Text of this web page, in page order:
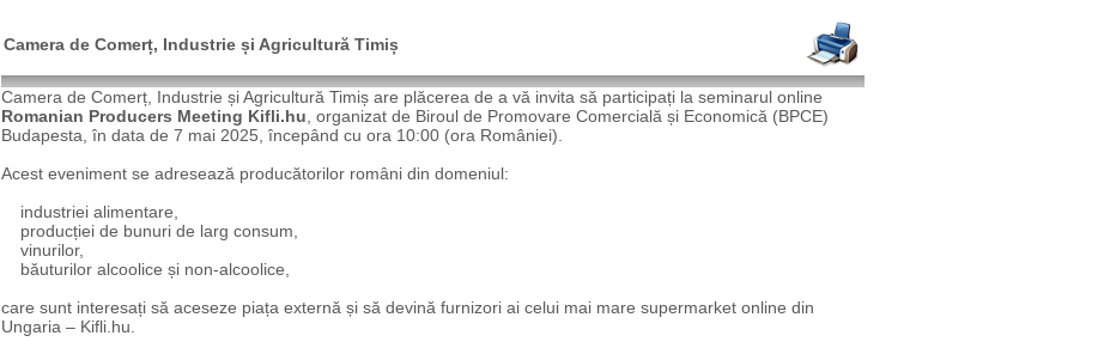
Camera de Comerț, Industrie și Agricultură Timiș
Camera de Comerț, Industrie și Agricultură Timiș are plăcerea de a vă invita să participați la seminarul online
Romanian Producers Meeting Kifli.hu , organizat de Biroul de Promovare Comercială și Economică (BPCE)
Budapesta, în data de 7 mai 2025, începând cu ora 10:00 (ora României).
Acest eveniment se adresează producătorilor români din domeniul:
industriei alimentare,
producției de bunuri de larg consum,
vinurilor,
băuturilor alcoolice și non-alcoolice,
care sunt interesați să aceseze piața externă și să devină furnizori ai celui mai mare supermarket online din
Ungaria – Kifli.hu.